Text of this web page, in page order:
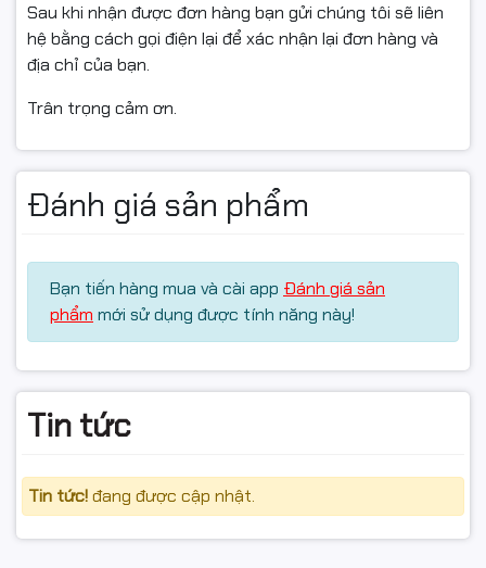
Quay video mở gói từ lúc kiện hàng còn nguyên băng
keo/tem niêm đến khi kiểm tra xong sản phẩm.
nhầm mã/màu.
kỹ thuật/shop trước để được hỗ trợ kiểm tra từ xa
(tránh nhầm lẫn do cài đặt/môi trường in).
Hàng hoàn cần:
Còn nguyên trạng, không trầy xước/hư hỏng do tác
động bên ngoài.
Đầy đủ tem, nhãn, vỏ hộp/phụ kiện (nếu có).
định của sàn/shop.
Sau khi nhận được đơn hàng bạn gửi chúng tôi sẽ liên
hệ bằng cách gọi điện lại để xác nhận lại đơn hàng và
địa chỉ của bạn.
Trân trọng cảm ơn.
Đánh giá sản phẩm
Bạn tiến hàng mua và cài app Đánh giá sản
phẩm mới sử dụng được tính năng này!
Tin tức
Tin tức!đang được cập nhật.